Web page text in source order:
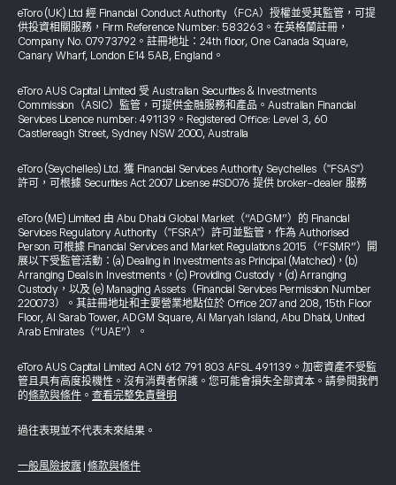
eToro (UK) Ltd 經 Financial Conduct Authority（FCA）授權並受其監管，可提
供投資相關服務，Firm Reference Number: 583263。在英格蘭註冊，
Company No. 07973792。註冊地址：24th floor, One Canada Square,
Canary Wharf, London E14 5AB, England。
eToro AUS Capital Limited 受 Australian Securities & Investments
Commission（ASIC）監管，可提供金融服務和產品。Australian Financial
Services Licence number: 491139。Registered Office: Level 3, 60
Castlereagh Street, Sydney NSW 2000, Australia
eToro (Seychelles) Ltd. 獲 Financial Services Authority Seychelles（"FSAS"）
許可，可根據 Securities Act 2007 License #SD076 提供 broker-dealer 服務
eToro (ME) Limited 由 Abu Dhabi Global Market（“ADGM”）的 Financial
Services Regulatory Authority（"FSRA"）許可並監管，作為 Authorised
Person 可根據 Financial Services and Market Regulations 2015（“FSMR”）開
展以下受監管活動：(a) Dealing in Investments as Principal (Matched)，(b)
Arranging Deals in Investments，(c) Providing Custody，(d) Arranging
Custody，以及 (e) Managing Assets（Financial Services Permission Number
220073）。其註冊地址和主要營業地點位於 Office 207 and 208, 15th Floor
Floor, Al Sarab Tower, ADGM Square, Al Maryah Island, Abu Dhabi, United
Arab Emirates（“UAE”）。
eToro AUS Capital Limited ACN 612 791 803 AFSL 491139。加密資產不受監
管且具有高度投機性。沒有消費者保護。您可能會損失全部資本。請參閱我們
的條款與條件 。 查看完整免責聲明
過往表現並不代表未來結果。
一般風險披露 條款與條件